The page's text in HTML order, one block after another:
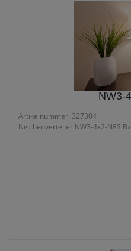
NW3-
Artikelnummer: 327304
Nischenverteiler NW3-4x2-N8S